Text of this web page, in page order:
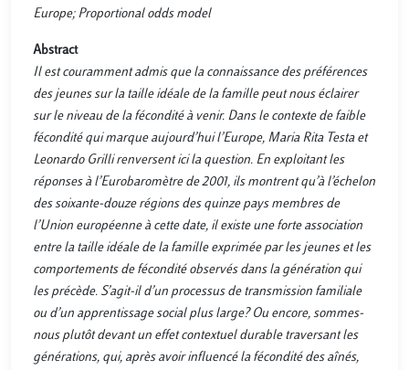
Europe; Proportional odds model
Abstract
Il est couramment admis que la connaissance des préférences
des jeunes sur la taille idéale de la famille peut nous éclairer
sur le niveau de la fécondité à venir. Dans le contexte de faible
fécondité qui marque aujourd’hui l’Europe, Maria Rita Testa et
Leonardo Grilli renversent ici la question. En exploitant les
réponses à l’Eurobaromètre de 2001, ils montrent qu’à l’échelon
des soixante-douze régions des quinze pays membres de
l’Union européenne à cette date, il existe une forte association
entre la taille idéale de la famille exprimée par les jeunes et les
comportements de fécondité observés dans la génération qui
les précède. S’agit-il d’un processus de transmission familiale
ou d’un apprentissage social plus large? Ou encore, sommes-
nous plutôt devant un effet contextuel durable traversant les
générations, qui, après avoir influencé la fécondité des aînés,